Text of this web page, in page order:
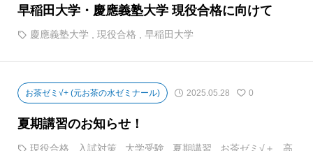
早稲田大学・慶應義塾大学 現役合格に向けて
慶應義塾大学 , 現役合格 , 早稲田大学
お茶ゼミ√+ (元お茶の水ゼミナール) 2025.05.28 0
夏期講習のお知らせ！
現役合格 入試対策 大学受験 夏期講習 お茶ゼミ√＋ 高